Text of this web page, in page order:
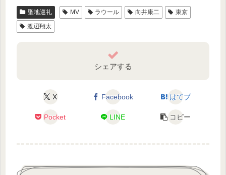
聖地巡礼 MV ラウール 向井康二
東京
渡辺翔太
シェアする
X Facebook はてブ
Pocket LINE コピー